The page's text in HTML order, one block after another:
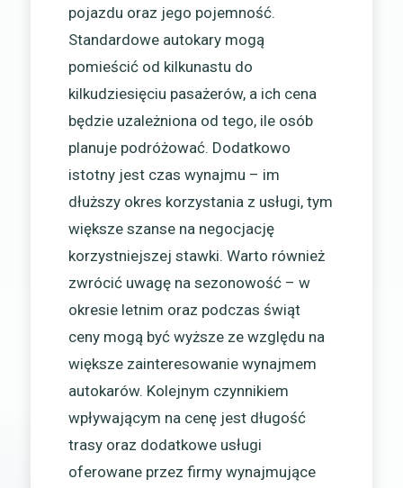
pojazdu oraz jego pojemność.
Standardowe autokary mogą
pomieścić od kilkunastu do
kilkudziesięciu pasażerów, a ich cena
będzie uzależniona od tego, ile osób
planuje podróżować. Dodatkowo
istotny jest czas wynajmu – im
dłuższy okres korzystania z usługi, tym
większe szanse na negocjację
korzystniejszej stawki. Warto również
zwrócić uwagę na sezonowość – w
okresie letnim oraz podczas świąt
ceny mogą być wyższe ze względu na
większe zainteresowanie wynajmem
autokarów. Kolejnym czynnikiem
wpływającym na cenę jest długość
trasy oraz dodatkowe usługi
oferowane przez firmy wynajmujące